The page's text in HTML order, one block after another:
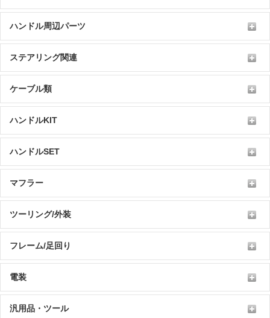
ハンドル周辺パーツ
ステアリング関連
ケーブル類
ハンドルKIT
ハンドルSET
マフラー
ツーリング/外装
フレーム/足回り
電装
汎用品・ツール